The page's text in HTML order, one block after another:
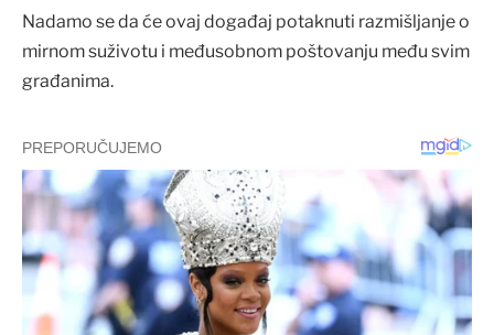
Nadamo se da će ovaj događaj potaknuti razmišljanje o
mirnom suživotu i međusobnom poštovanju među svim
građanima.